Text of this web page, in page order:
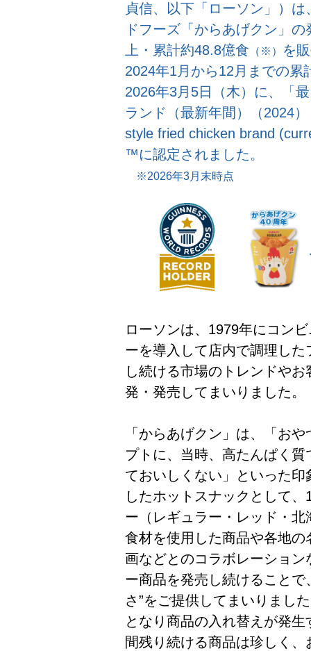
貞信、以下「ローソン」）
ドフーズ「からあげクン」
上・累計約48.8億食 （※）
を
2024年1月から12月までの累
2026年3月5日（木）に、「
ランド（最新年間）（2024
style fried chicken brand
™に認定されました。
※2026年3月末時点
ローソンは、1979年にコン
ーを導入して店内で調理し
し続ける市場のトレンドや
発・発売してまいりました。
「からあげクン」は、「お
プトに、当時、高たんぱく
ておいしくない」といった
したホットスナックとして
ー（レギュラー・レッド・
食材を使用した商品や各地
画などとのコラボレーショ
ー商品を発売し続けること
さ”をご提供してまいりまし
となり商品の入れ替えが発
間残り続ける商品は珍しく